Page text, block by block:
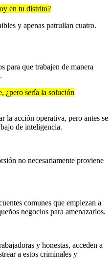
en tu distrito?
y apenas patrullan cuatro.
para que trabajen de manera
¿pero sería la solución
la acción operativa, pero antes se
de inteligencia.
no necesariamente proviene
comunes que empiezan a
negocios para amenazarlos.
y honestas, acceden a
a estos criminales y